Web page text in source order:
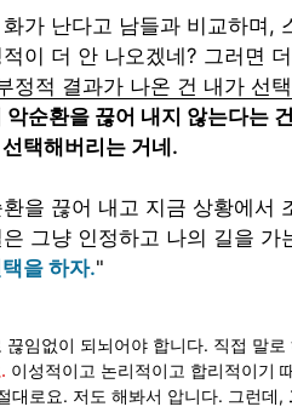
가 난다고 남들과 비교하며,
이 더 안 나오겠네? 그러면
정적 결과가 나온 건 내가 선
악순환을 끊어 내지 않는다는
택해버리는 거네.
을 끊어 내고 지금 상황에서
그냥 인정하고 나의 길을 가
을 하자."
끊임없이 되뇌어야 합니다. 직접 말
이성적이고 논리적이고 합리적이기
대로요. 저도 해봐서 압니다. 그런데,